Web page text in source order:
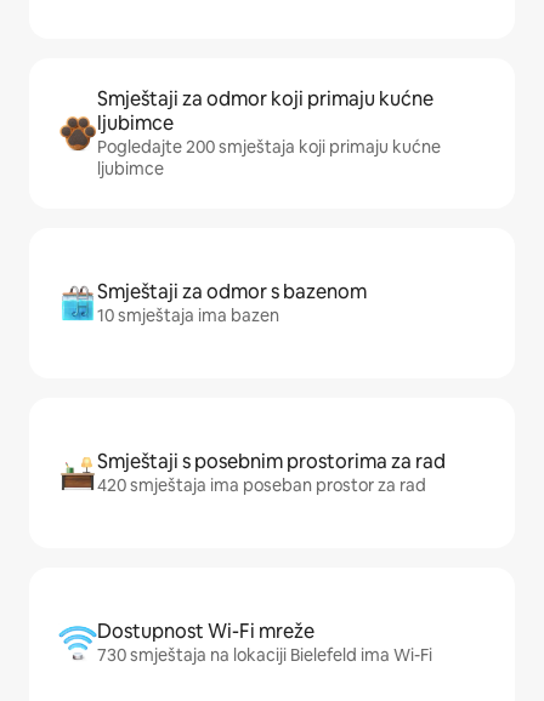
Smještaji za odmor koji primaju kućne
ljubimce
Pogledajte 200 smještaja koji primaju kućne
ljubimce
Smještaji za odmor s bazenom
10 smještaja ima bazen
Smještaji s posebnim prostorima za rad
420 smještaja ima poseban prostor za rad
Dostupnost Wi-Fi mreže
730 smještaja na lokaciji Bielefeld ima Wi-Fi